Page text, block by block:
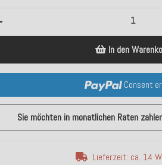
In den
Consent
Sie möchten in monatlichen Raten
Lieferzeit: ca. 14